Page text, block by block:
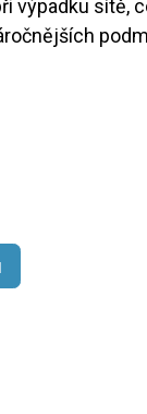
výpadku sítě,